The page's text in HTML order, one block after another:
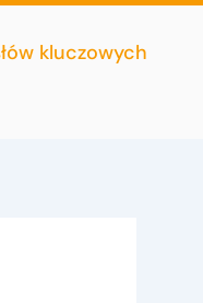
kluczowych